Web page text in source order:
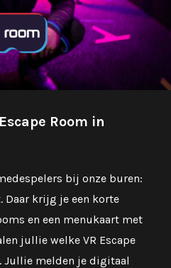
Room in
bij onze buren:
Daar krijg je een korte
en een menukaart met
jullie welke VR Escape
Jullie melden je digitaal